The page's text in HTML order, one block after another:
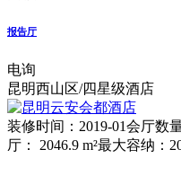
报告厅
电询
昆明西山区/四星级酒店
装修时间：2019-01会厅数
厅： 2046.9 m²最大容纳：